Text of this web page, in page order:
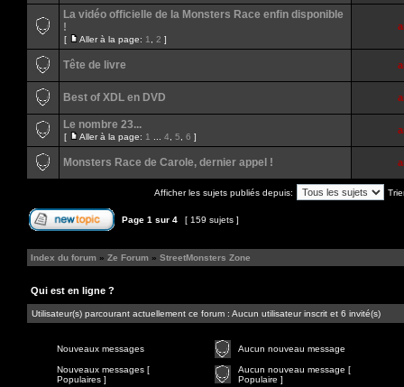
La vidéo officielle de la Monsters Race enfin disponible
!
[ Aller à la page: 1 2 ]
Tête de livre
Best of XDL en DVD
Le nombre 23...
[ Aller à la page: 1 4 5 6 ]
Monsters Race de Carole, dernier appel !
Afficher les sujets publiés depuis:
Page 1 sur 4 [ 159 sujets ]
Index du forum » Ze Forum » StreetMonsters Zone
Qui est en ligne ?
Utilisateur(s) parcourant actuellement ce forum : Aucun utilisateur inscrit et 6 invité(s)
Nouveaux messages Aucun nouveau message
Nouveaux messages [
Populaires ]
Aucun nouveau message [
Populaire ]